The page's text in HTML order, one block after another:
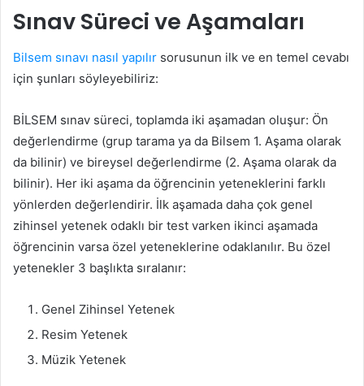
Sınav Süreci ve Aşamaları
Bilsem sınavı nasıl yapılır sorusunun ilk ve en temel cevabı
için şunları söyleyebiliriz:
BİLSEM sınav süreci, toplamda iki aşamadan oluşur: Ön
değerlendirme (grup tarama ya da Bilsem 1. Aşama olarak
da bilinir) ve bireysel değerlendirme (2. Aşama olarak da
bilinir). Her iki aşama da öğrencinin yeteneklerini farklı
yönlerden değerlendirir. İlk aşamada daha çok genel
zihinsel yetenek odaklı bir test varken ikinci aşamada
öğrencinin varsa özel yeteneklerine odaklanılır. Bu özel
yetenekler 3 başlıkta sıralanır:
Genel Zihinsel Yetenek
Resim Yetenek
Müzik Yetenek